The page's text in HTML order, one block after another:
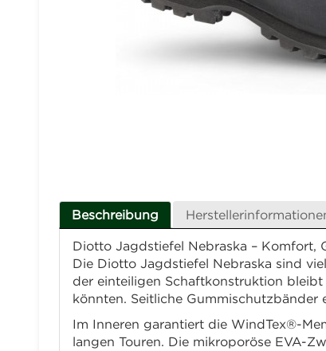
Beschreibung
Diotto Jagdstiefel Nebraska – Komfort,
Die Diotto Jagdstiefel Nebraska sind
der einteiligen Schaftkonstruktion
könnten. Seitliche
Im Inneren garantiert die WindTex®-
langen Touren. Die mikroporöse EVA-